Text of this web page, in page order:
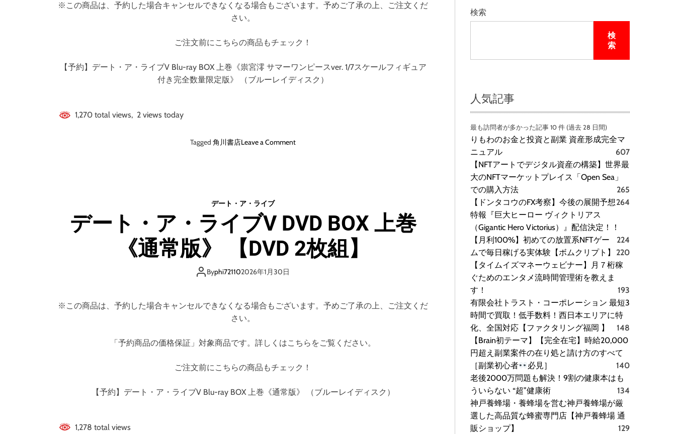
※この商品は、予約した場合キャンセルできなくなる場合もございます。予めご了承の上、ご注文くだ
さい。
ご注文前にこちらの商品もチェック！
【予約】デート・ア・ライブV Blu-ray BOX 上巻《祟宮澪 サマーワンピースver. 1/7スケールフィギュア
付き完全数量限定版》 （ブルーレイディスク）
1,270 total views, 2 views today
Tagged 角川書店Leave a Commento
・
ラ
イ
ブ
B
上
《
祟
澪
デート・ア・ライブ
デート・ア・ライブV DVD BOX 上巻
《通常版》 【DVD 2枚組】
Byphi721102026年1月30日
※この商品は、予約した場合キャンセルできなくなる場合もございます。予めご了承の上、ご注文くだ
さい。
「予約商品の価格保証」対象商品です。詳しくはこちらをご覧ください。
ご注文前にこちらの商品もチェック！
【予約】デート・ア・ライブV Blu-ray BOX 上巻《通常版》 （ブルーレイディスク）
1,278 total views
検索
検
索
人気記事
最も訪問者が多かった記事 10 件 (過去 28 日間)
りもわのお金と投資と副業 資産形成完全マ
ニュアル
607
【NFTアートでデジタル資産の構築】世界最
大のNFTマーケットプレイス「Open Sea」
での購入方法
265
【ドンタコウのFX考察】今後の展開予想264
特報『巨大ヒーロー ヴィクトリアス
（Gigantic Hero Victorius）』配信決定！！
224
【月利100%】初めての放置系NFTゲー
ムで毎日稼げる実体験【ボムクリプト】
220
【タイムイズマネーウェビナー】月７桁稼
ぐためのエンタメ流時間管理術を教えま
す！
193
有限会社トラスト・コーポレーション 最短3
時間で買取！低手数料！西日本エリアに特
化、全国対応【ファクタリング福岡 】
148
【Brain初テーマ】【完全在宅】時給20,000
円超え副業案件の在り処と請け方のすべて
［副業初心者
必見］
140
老後2000万問題も解決！9割の健康本はも
ういらない “超”健康術
134
神戸養蜂場・養蜂場を営む神戸養蜂場が厳
選した高品質な蜂蜜専門店【神戸養蜂場 通
販ショップ】
129